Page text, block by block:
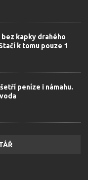
kapky drahého
k tomu pouze 1
peníze i námahu.